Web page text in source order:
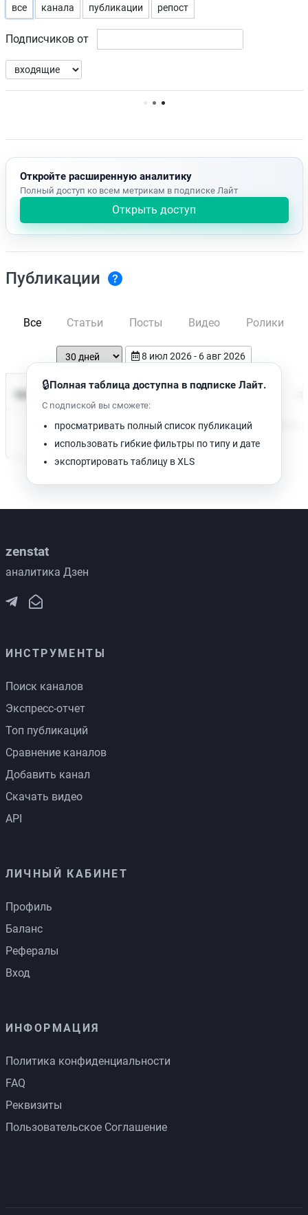
все канала публикации репост
Подписчиков от
Нет доступных упоминаний.
Откройте расширенную аналитику
Полный доступ ко всем метрикам в подписке Лайт
Открыть доступ
Публикации
Все Статьи Посты Видео Ролики
8 июл 2026 - 6 авг 2026
Время чтения
Нет доступных публикаций. Попробуйте изменить фильтр.
🔒Полная таблица доступна в подписке Лайт.
С подпиской вы сможете:
просматривать полный список публикаций
использовать гибкие фильтры по типу и дате
экспортировать таблицу в XLS
zenstat
аналитика Дзен
ИНСТРУМЕНТЫ
Поиск каналов
Экспресс-отчет
Топ публикаций
Сравнение каналов
Добавить канал
Скачать видео
API
ЛИЧНЫЙ КАБИНЕТ
Профиль
Баланс
Рефералы
Вход
ИНФОРМАЦИЯ
Политика конфиденциальности
FAQ
Реквизиты
Пользовательское Соглашение